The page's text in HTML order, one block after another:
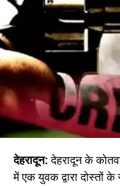
देहरादून: देहरादून के
में एक युवक द्वारा दोस्तों